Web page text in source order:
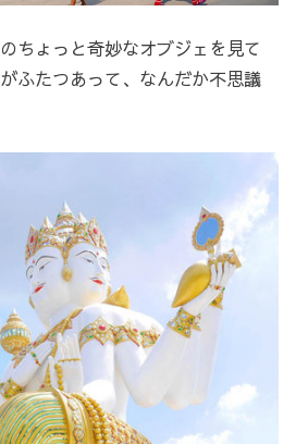
ちょっと奇妙なオブジェを見て
ふたつあって、なんだか不思議